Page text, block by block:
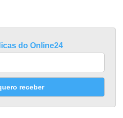
do Online24
receber